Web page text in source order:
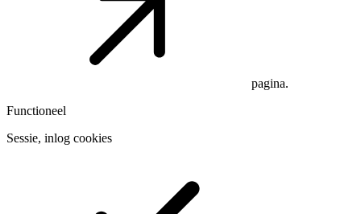
pagina.
Functioneel
Sessie, inlog cookies